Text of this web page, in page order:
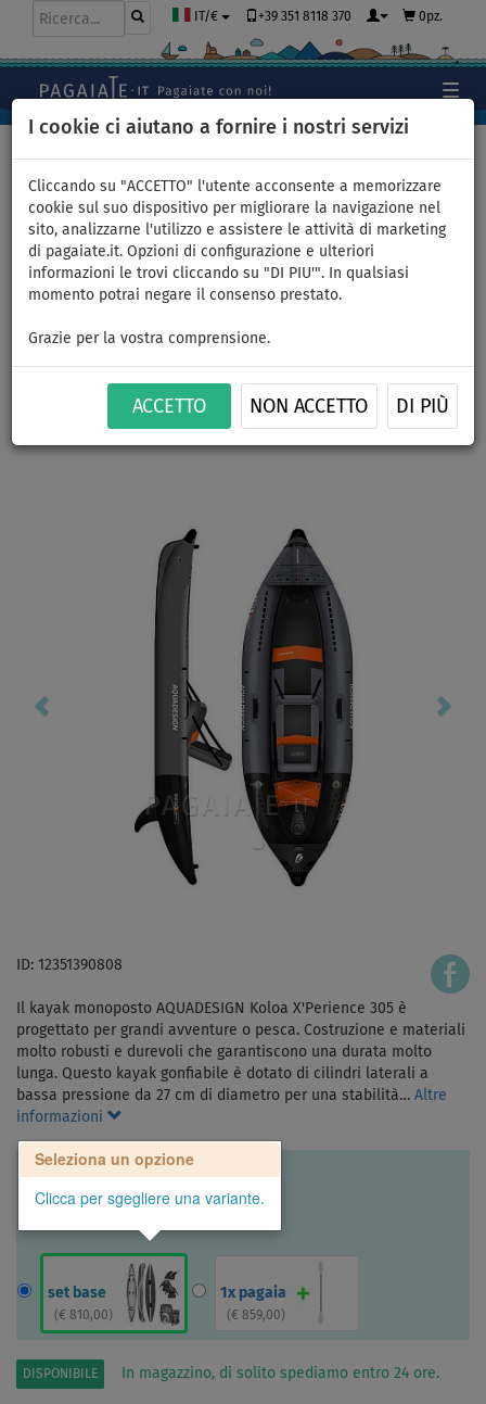
I cookie ci aiutano a fornire i nostri servizi
Cliccando su "ACCETTO" l'utente acconsente a memorizzare
cookie sul suo dispositivo per migliorare la navigazione nel
sito, analizzarne l'utilizzo e assistere le attività di marketing
di pagaiate.it. Opzioni di configurazione e ulteriori
informazioni le trovi cliccando su "DI PIU'". In qualsiasi
momento potrai negare il consenso prestato.
Grazie per la vostra comprensione.
ACCETTO NON ACCETTO DI PIÙ
IT/€ +39 351 8118 370 0pz.
Kayak AQUADESIGN Koloa X
´Perience 1 - kayak gonfiabile
1 posto - opzione: set base
ID: 12351390808
Il kayak monoposto AQUADESIGN Koloa X'Perience 305 ​​​​è
progettato per grandi avventure o pesca. Costruzione e materiali
molto robusti e durevoli che garantiscono una durata molto
lunga. Questo kayak gonfiabile è dotato di cilindri laterali a
bassa pressione da 27 cm di diametro per una stabilità… Altre
informazioni
Seleziona un opzione
Clicca per sgegliere una variante.
set base
( € 810,00)
1x pagaia
(€ 859,00)
DISPONIBILE In magazzino, di solito spediamo entro 24 ore.